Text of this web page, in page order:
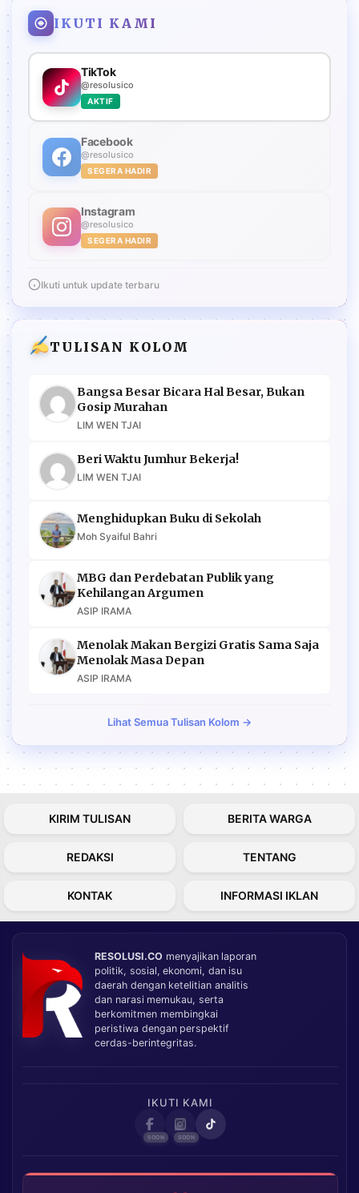
IKUTI KAMI
TikTok
@resolusico
AKTIF
Facebook
@resolusico
SEGERA HADIR
Instagram
@resolusico
SEGERA HADIR
Ikuti untuk update terbaru
TULISAN KOLOM
Bangsa Besar Bicara Hal Besar, Bukan
Gosip Murahan
LIM WEN TJAI
Beri Waktu Jumhur Bekerja!
LIM WEN TJAI
Menghidupkan Buku di Sekolah
Moh Syaiful Bahri
MBG dan Perdebatan Publik yang
Kehilangan Argumen
ASIP IRAMA
Menolak Makan Bergizi Gratis Sama Saja
Menolak Masa Depan
ASIP IRAMA
Lihat Semua Tulisan Kolom →
KIRIM TULISAN BERITA WARGA
REDAKSI TENTANG
KONTAK INFORMASI IKLAN
RESOLUSI.CO menyajikan laporan
politik, sosial, ekonomi, dan isu
daerah dengan ketelitian analitis
dan narasi memukau, serta
berkomitmen membingkai
peristiwa dengan perspektif
cerdas-berintegritas.
IKUTI KAMI